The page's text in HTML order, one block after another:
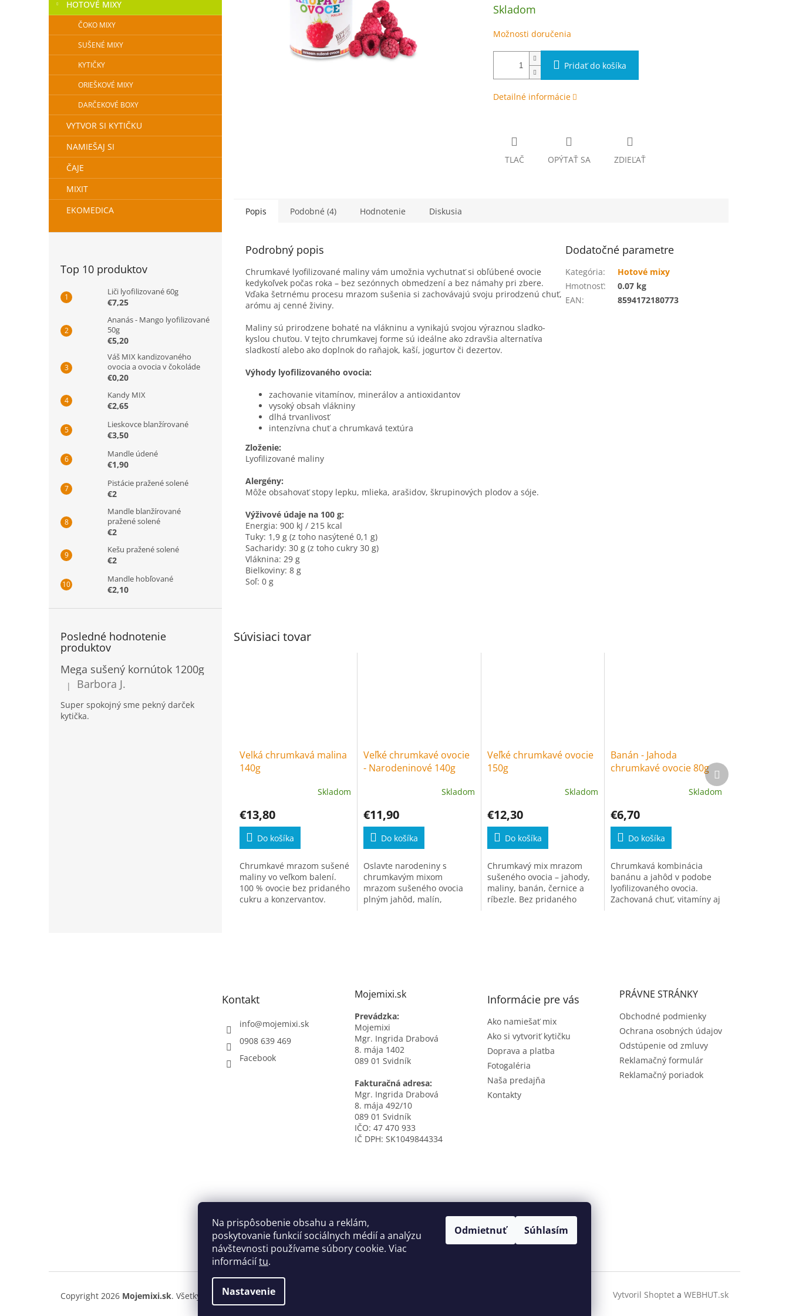
Na prispôsobenie obsahu a reklám,
poskytovanie funkcií sociálnych médií a analýzu
návštevnosti používame súbory cookie. Viac
informáciítu.
Nastavenie
Odmietnuť Súhlasím
HOTOVÉ MIXY
ČOKO MIXY
SUŠENÉ MIXY
KYTIČKY
ORIEŠKOVÉ MIXY
DARČEKOVÉ BOXY
VYTVOR SI KYTIČKU
NAMIEŠAJ SI
ČAJE
MIXIT
EKOMEDICA
Top 10 produktov
Liči lyofilizované 60g
€7,25
Ananás - Mango lyofilizované
50g
€5,20
Váš MIX kandizovaného
ovocia a ovocia v čokoláde
€0,20
Kandy MIX
€2,65
Lieskovce blanžírované
€3,50
Mandle údené
€1,90
Pistácie pražené solené
€2
Mandle blanžírované
pražené solené
€2
Kešu pražené solené
€2
Mandle hobľované
€2,10
Posledné hodnotenie
produktov
Mega sušený kornútok 1200g
Hodnotenie produktu je 5 z 5 hviezdičiek.
| Barbora J.
Super spokojný sme pekný darček
kytička.
Skladom
Možnosti doručenia
Pridať do košíka
Detailné informácie
TLAČ OPÝTAŤ SA ZDIEĽAŤ
Súvisiaci tovar
Velká chrumkavá malina
140g
Skladom
€13,80
Do košíka
Chrumkavé mrazom sušené
maliny vo veľkom balení.
100 % ovocie bez pridaného
cukru a konzervantov.
Veľké chrumkavé ovocie
- Narodeninové 140g
Skladom
€11,90
Do košíka
Oslavte narodeniny s
chrumkavým mixom
mrazom sušeného ovocia
plným jahôd, malín,
Veľké chrumkavé ovocie
150g
Skladom
€12,30
Do košíka
Chrumkavý mix mrazom
sušeného ovocia – jahody,
maliny, banán, černice a
ríbezle. Bez pridaného
Banán - Jahoda
chrumkavé ovocie 80g
Skladom
€6,70
Do košíka
Chrumkavá kombinácia
banánu a jahôd v podobe
lyofilizovaného ovocia.
Zachovaná chuť, vitamíny aj
Ďalší produkt
Popis Podobné (4) Hodnotenie Diskusia
Podrobný popis
Chrumkavé lyofilizované maliny vám umožnia vychutnať si obľúbené ovocie
kedykoľvek počas roka – bez sezónnych obmedzení a bez námahy pri zbere.
Vďaka šetrnému procesu mrazom sušenia si zachovávajú svoju prirodzenú chuť,
arómu aj cenné živiny.
Maliny sú prirodzene bohaté na vlákninu a vynikajú svojou výraznou sladko-
kyslou chuťou. V tejto chrumkavej forme sú ideálne ako zdravšia alternatíva
sladkostí alebo ako doplnok do raňajok, kaší, jogurtov či dezertov.
Výhody lyofilizovaného ovocia:
zachovanie vitamínov, minerálov a antioxidantov
vysoký obsah vlákniny
dlhá trvanlivosť
intenzívna chuť a chrumkavá textúra
Zloženie:
Lyofilizované maliny
Alergény:
Môže obsahovať stopy lepku, mlieka, arašidov, škrupinových plodov a sóje.
Výživové údaje na 100 g:
Energia: 900 kJ / 215 kcal
Tuky: 1,9 g (z toho nasýtené 0,1 g)
Sacharidy: 30 g (z toho cukry 30 g)
Vláknina: 29 g
Bielkoviny: 8 g
Soľ: 0 g
Dodatočné parametre
Kategória:
Hotové mixy
Hmotnosť:
0.07 kg
EAN: 8594172180773
Kontakt
info@mojemixi.sk
0908 639 469
Facebook
Mojemixi.sk
Prevádzka:
Mojemixi
Mgr. Ingrida Drabová
8. mája 1402
089 01 Svidník
Fakturačná adresa:
Mgr. Ingrida Drabová
8. mája 492/10
089 01 Svidník
IČO: 47 470 933
IČ DPH: SK1049844334
Informácie pre vás
Ako namiešať mix
Ako si vytvoriť kytičku
Doprava a platba
Fotogaléria
Naša predajňa
Kontakty
PRÁVNE STRÁNKY
Obchodné podmienky
Ochrana osobných údajov
Odstúpenie od zmluvy
Reklamačný formulár
Reklamačný poriadok
Vytvoril Shoptet a WEBHUT.sk
Copyright 2026 Mojemixi.sk. Všetky práva vyhradené.Upraviť nastavenie cookies